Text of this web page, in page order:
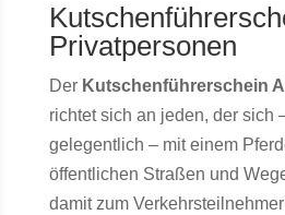
Privatpersonen
Der Kutschenführerschein
richtet sich an jeden, der sich
gelegentlich – mit einem
öffentlichen Straßen und
damit zum